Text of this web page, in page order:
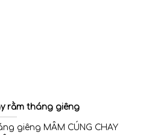
rằm tháng giêng
giêng MÂM CÚNG CHAY